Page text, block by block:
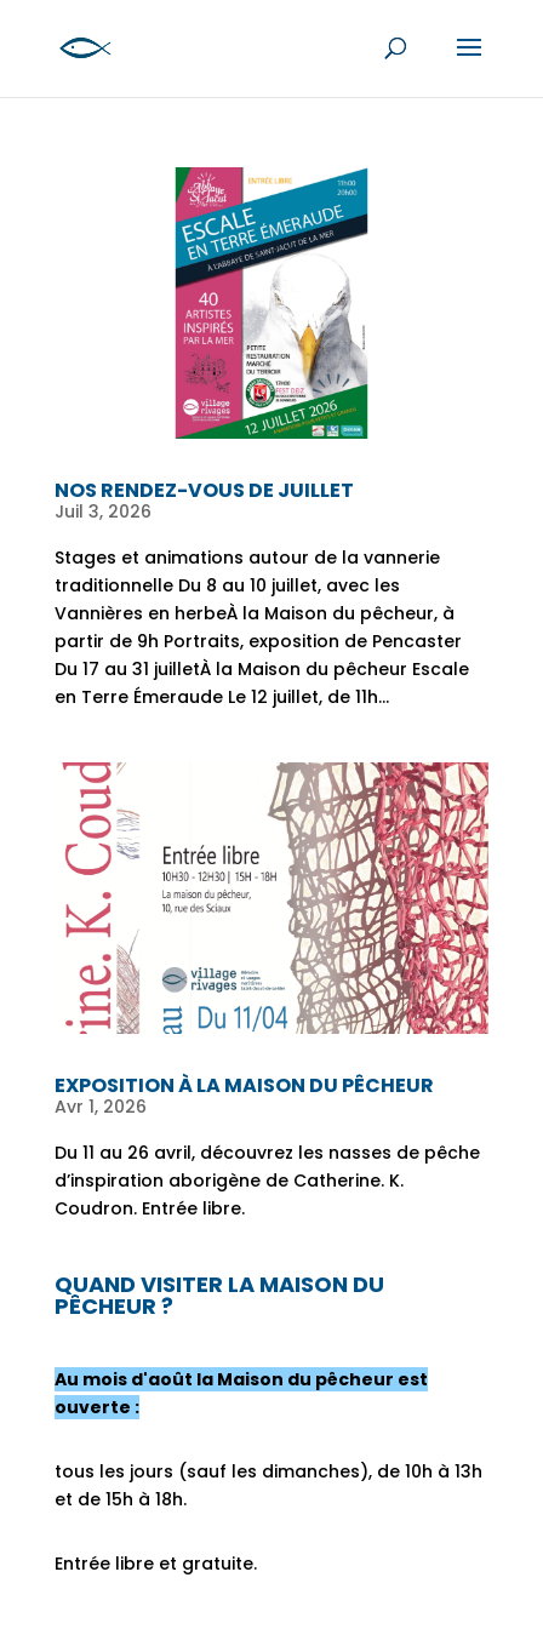
NOS RENDEZ-VOUS DE JUILLET
Juil 3, 2026
Stages et animations autour de la vannerie
traditionnelle Du 8 au 10 juillet, avec les
Vannières en herbeÀ la Maison du pêcheur, à
partir de 9h Portraits, exposition de Pencaster
Du 17 au 31 juilletÀ la Maison du pêcheur Escale
en Terre Émeraude Le 12 juillet, de 11h...
EXPOSITION À LA MAISON DU PÊCHEUR
Avr 1, 2026
Du 11 au 26 avril, découvrez les nasses de pêche
d’inspiration aborigène de Catherine. K.
Coudron. Entrée libre.
QUAND VISITER LA MAISON DU
PÊCHEUR ?
Au mois d'août la Maison du pêcheur est
ouverte :
tous les jours (sauf les dimanches), de 10h à 13h
et de 15h à 18h.
Entrée libre et gratuite.